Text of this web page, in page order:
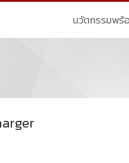
นวัตกรรมพร้